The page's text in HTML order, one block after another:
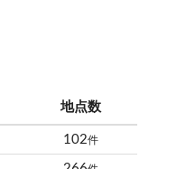
地点数
102件